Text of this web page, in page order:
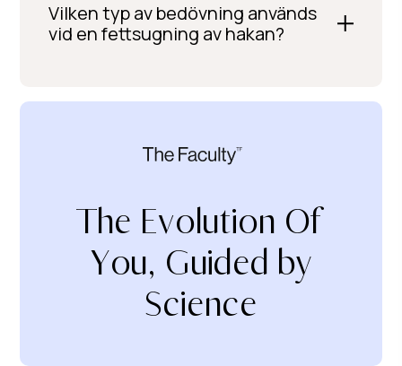
Vilken typ av bedövning används
vid en fettsugning av hakan?
The Evolution Of
You, Guided by
Science